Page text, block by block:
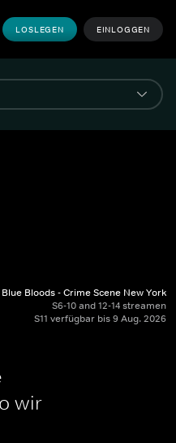
LOSLEGEN EINLOGGEN
Blue Bloods - Crime Scene New York
S6-10 and 12-14 streamen
S11 verfügbar bis 9 Aug. 2026
wir